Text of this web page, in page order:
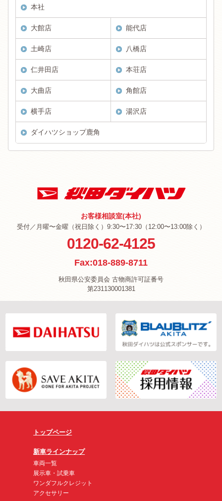
本社
大館店 能代店
土崎店 八橋店
仁井田店 本荘店
大曲店 角館店
横手店 湯沢店
ダイハツショップ鹿角
お客様相談室(本社)
受付／月曜〜金曜（祝日除く）9:30〜17:30（12:00〜13:00除く）
0120-62-4125
Fax:018-889-8711
秋田県公安委員会 古物商許可証番号
第231130001381
トップページ
新車ラインナップ
車両一覧
展示車・試乗車
ワンダフルクレジット
アクセサリー